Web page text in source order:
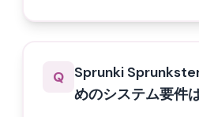
Q Sprunki
めのシステム要件